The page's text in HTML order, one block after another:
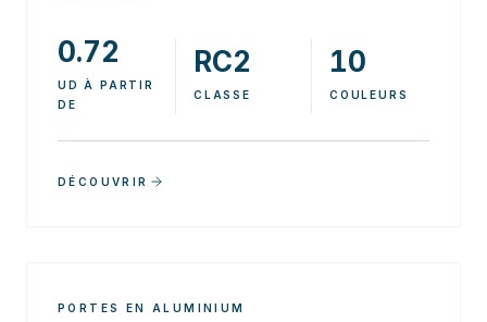
0.72
UD À PARTIR
DE
RC2
CLASSE
10
COULEURS
DÉCOUVRIR
PORTES EN ALUMINIUM